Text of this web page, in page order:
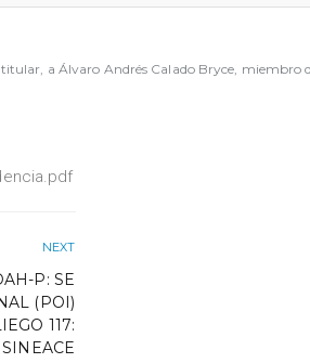
a Álvaro Andrés Calado Bryce, miembro
NEXT
P: SE
(POI)
117:
SINEACE